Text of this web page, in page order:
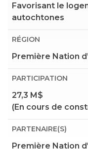
Favorisant le
autochtones
RÉGION
Première Nation
PARTICIPATION
27,3 M$
(En cours de
PARTENAIRE(S)
Première Nation